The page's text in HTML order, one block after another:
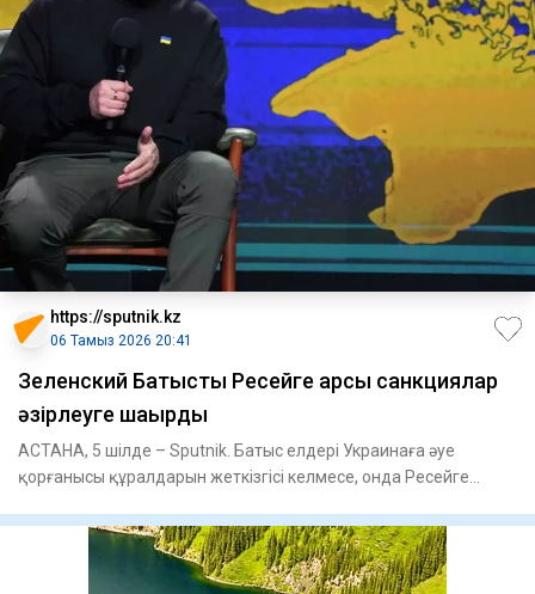
https://sputnik.kz
06 Тамыз 2026 20:41
Зеленский Батысты Ресейге қарсы санкциялар
әзірлеуге шақырды
АСТАНА, 5 шілде – Sputnik. Батыс елдері Украинаға әуе
қорғанысы құралдарын жеткізгісі келмесе, онда Ресейге